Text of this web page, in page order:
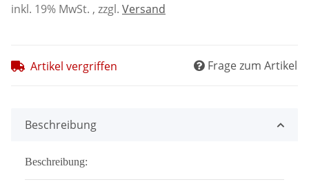
inkl. 19% MwSt. , zzgl. Versand
Artikel vergriffen Frage zum Artikel
Beschreibung
Beschreibung: